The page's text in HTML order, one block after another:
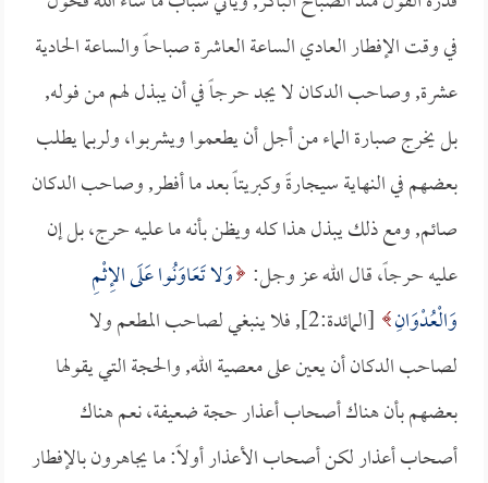
في وقت الإفطار العادي الساعة العاشرة صباحاً والساعة الحادية
عشرة, وصاحب الدكان لا يجد حرجاً في أن يبذل لهم من فوله,
بل يخرج صبارة الماء من أجل أن يطعموا ويشربوا، ولربما يطلب
بعضهم في النهاية سيجارةً وكبريتاً بعد ما أفطر, وصاحب الدكان
صائم, ومع ذلك يبذل هذا كله ويظن بأنه ما عليه حرج، بل إن
عليه حرجاً، قال الله عز وجل: وَلا تَعَاوَنُوا عَلَى الإِثْمِ
وَالْعُدْوَانِ
[المائدة:2], فلا ينبغي لصاحب المطعم ولا
لصاحب الدكان أن يعين على معصية الله, والحجة التي يقولها
بعضهم بأن هناك أصحاب أعذار حجة ضعيفة، نعم هناك
أصحاب أعذار لكن أصحاب الأعذار أولاً: ما يجاهرون بالإفطار